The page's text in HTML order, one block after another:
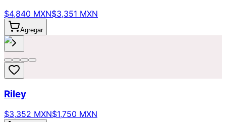
$4,840 MXN$3,351 MXN
Agregar
Riley
$3,352 MXN$1,750 MXN